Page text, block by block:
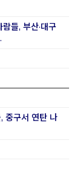
들, 부산·대구
중구서 연탄 나